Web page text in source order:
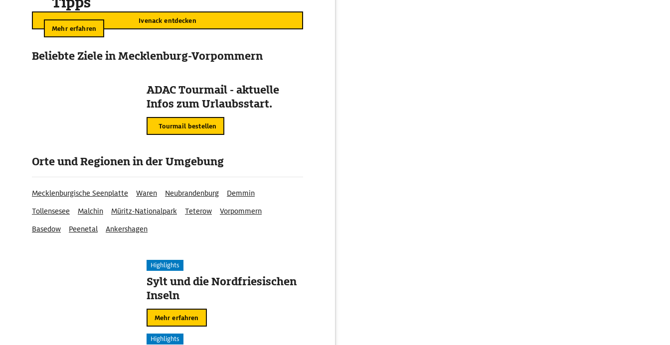
Ivenack entdecken
Mehr erfahren
Beliebte Ziele in Mecklenburg-Vorpommern
ADAC Tourmail - aktuelle
Infos zum Urlaubsstart.
Tourmail bestellen
Orte und Regionen in der Umgebung
Mecklenburgische Seenplatte Waren Neubrandenburg
Demmin
Tollensesee
Malchin Müritz-Nationalpark Teterow
Vorpommern
Basedow
Peenetal
Ankershagen
Highlights
Sylt und die Nordfriesischen
Inseln
Mehr erfahren
Highlights